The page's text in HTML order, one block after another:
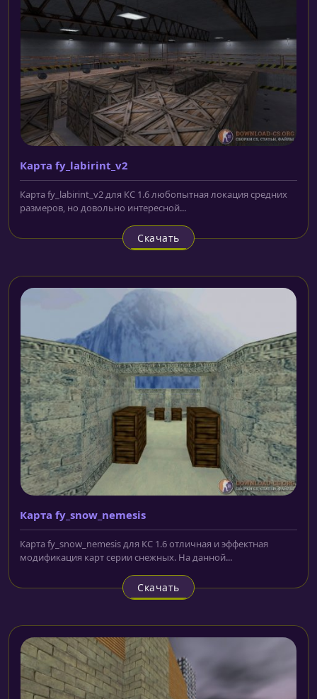
Карта fy_labirint_v2
Карта fy_labirint_v2 для КС 1.6 любопытная локация средних
размеров, но довольно интересной...
Скачать
Карта fy_snow_nemesis
Карта fy_snow_nemesis для КС 1.6 отличная и эффектная
модификация карт серии снежных. На данной...
Скачать